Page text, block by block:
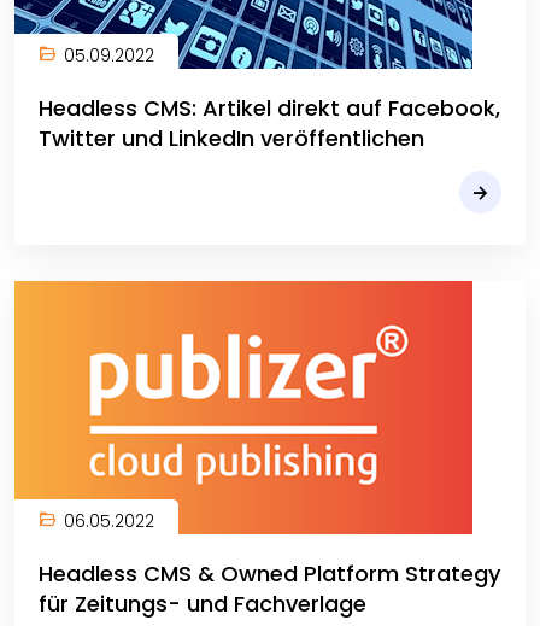
05.09.2022
Headless CMS: Artikel direkt auf Facebook,
Twitter und LinkedIn veröffentlichen
06.05.2022
Headless CMS & Owned Platform Strategy
für Zeitungs- und Fachverlage